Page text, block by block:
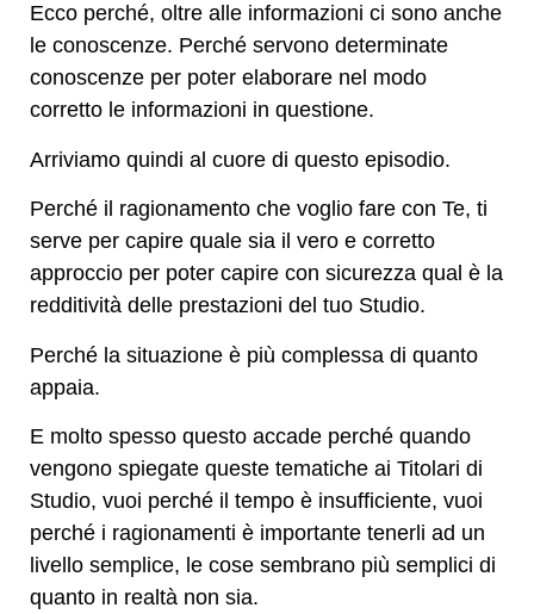
Ecco perché, oltre alle informazioni ci sono anche
le conoscenze. Perché servono determinate
conoscenze per poter elaborare nel modo
corretto le informazioni in questione.
Arriviamo quindi al cuore di questo episodio.
Perché il ragionamento che voglio fare con Te, ti
serve per capire quale sia il vero e corretto
approccio per poter capire con sicurezza qual è la
redditività delle prestazioni del tuo Studio.
Perché la situazione è più complessa di quanto
appaia.
E molto spesso questo accade perché quando
vengono spiegate queste tematiche ai Titolari di
Studio, vuoi perché il tempo è insufficiente, vuoi
perché i ragionamenti è importante tenerli ad un
livello semplice, le cose sembrano più semplici di
quanto in realtà non sia.